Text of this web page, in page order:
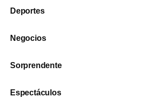
Deportes
Negocios
Sorprendente
Espectáculos